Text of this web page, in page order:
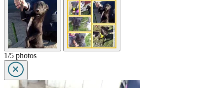
1/5 photos